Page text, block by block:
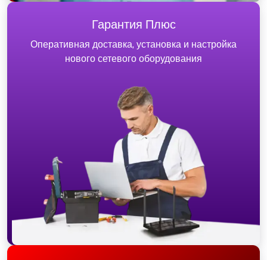
Гарантия Плюс
Оперативная доставка, установка и настройка
нового сетевого оборудования